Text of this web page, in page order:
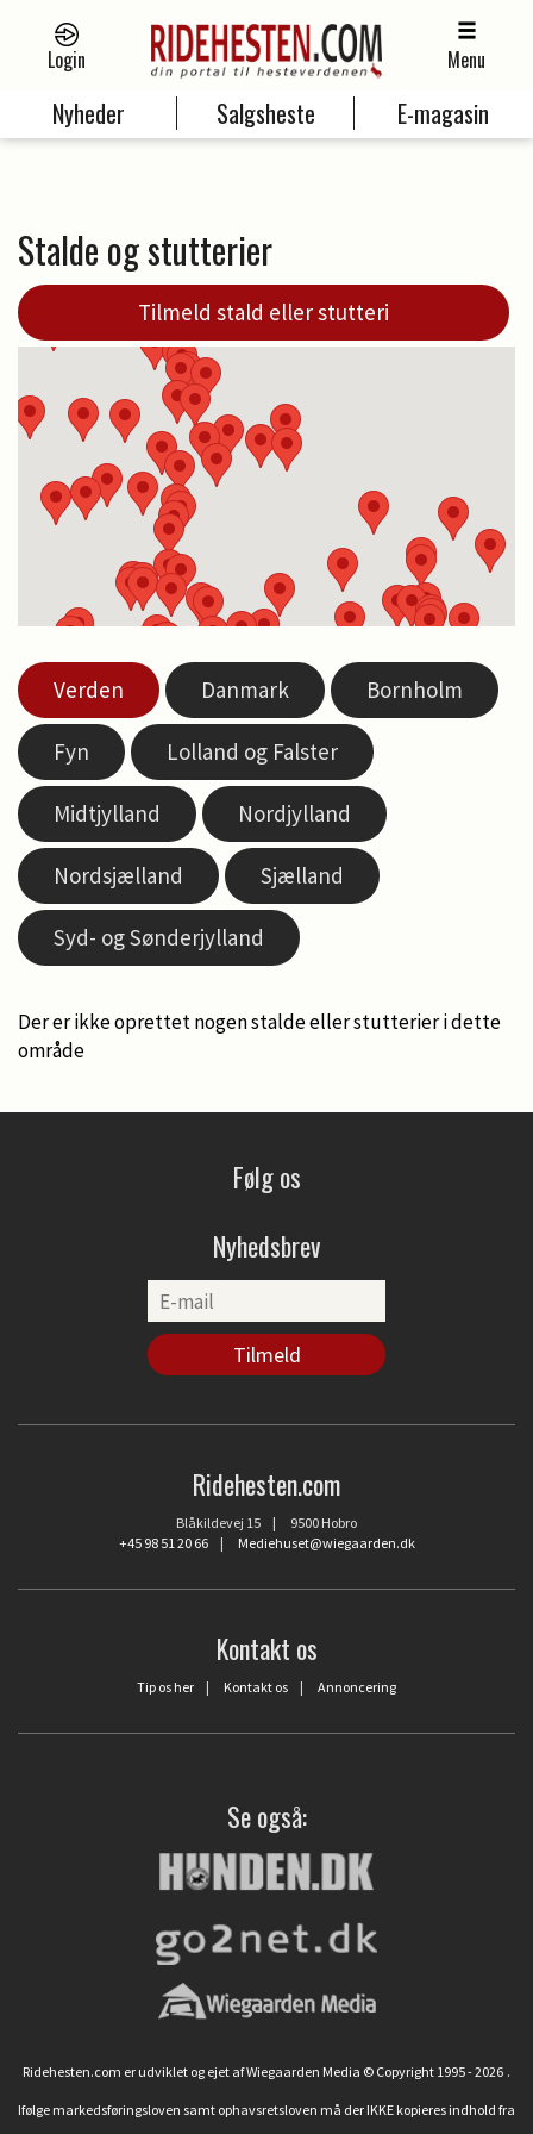
Login Menu
Nyheder Salgsheste E-magasin
Stalde og stutterier
Tilmeld stald eller stutteri
Verden Danmark Bornholm
Fyn Lolland og Falster
Midtjylland Nordjylland
Nordsjælland Sjælland
Syd- og Sønderjylland
Der er ikke oprettet nogen stalde eller stutterier i dette
område
Følg os
Nyhedsbrev
Ridehesten.com
Blåkildevej 15 | 9500 Hobro
+45 98 51 20 66| Mediehuset@wiegaarden.dk
Kontakt os
Tip os her | Kontakt os | Annoncering
Se også:
Ridehesten.com er udviklet og ejet af Wiegaarden Media © Copyright 1995 - 2026 .
Ifølge markedsføringsloven samt ophavsretsloven må der IKKE kopieres indhold fra